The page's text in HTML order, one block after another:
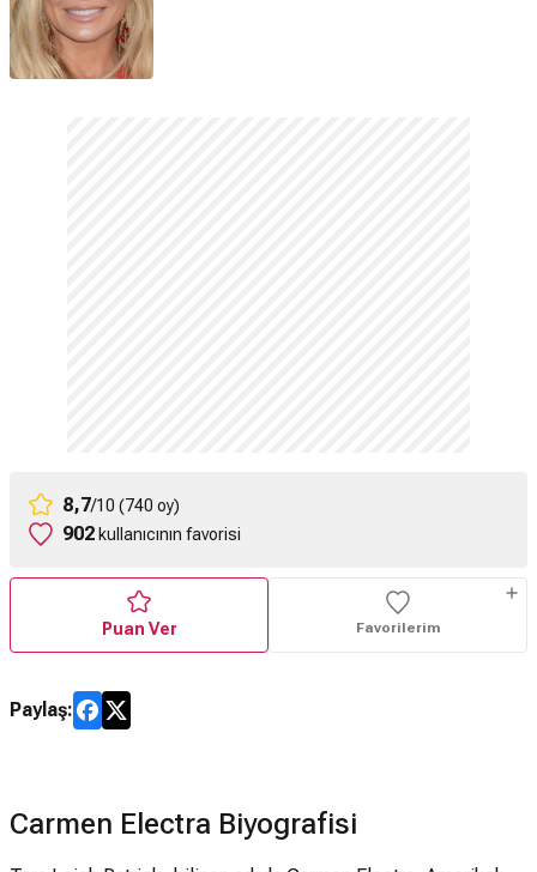
8,7/10 (740 oy)
902kullanıcının favorisi
Puan Ver Favorilerim
Paylaş:
Carmen Electra Biyografisi